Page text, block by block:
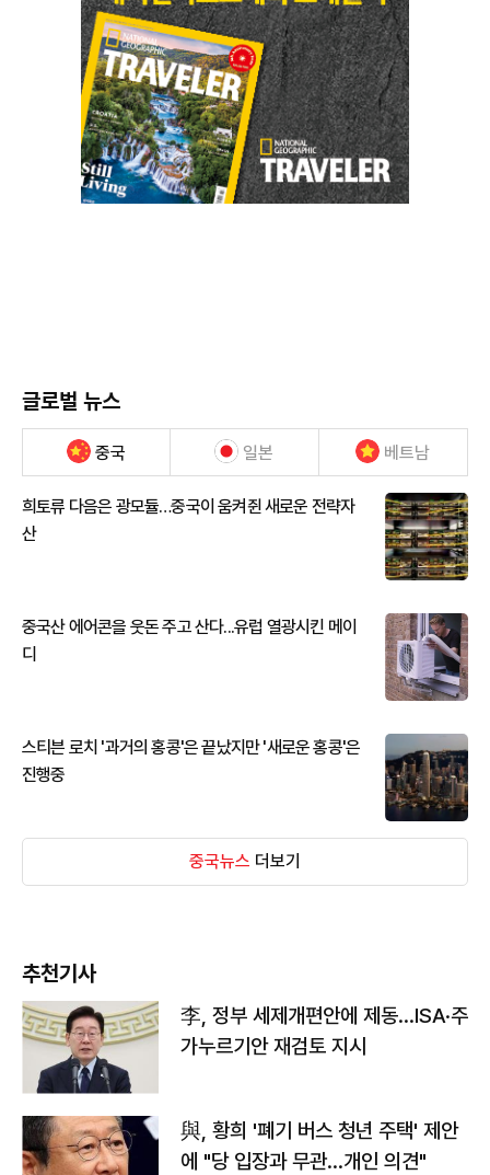
글로벌 뉴스
중국 일본 베트남
희토류 다음은 광모듈…중국이 움켜쥔 새로운 전략자
산
중국산 에어콘을 웃돈 주고 산다...유럽 열광시킨 메이
디
스티븐 로치 '과거의 홍콩'은 끝났지만 '새로운 홍콩'은
진행중
중국뉴스 더보기
추천기사
李, 정부 세제개편안에 제동…ISA·주
가누르기안 재검토 지시
與, 황희 '폐기 버스 청년 주택' 제안
에 "당 입장과 무관…개인 의견"